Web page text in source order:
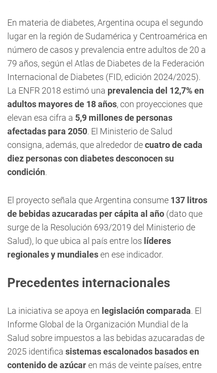
En materia de diabetes, Argentina ocupa el segundo
lugar en la región de Sudamérica y Centroamérica en
número de casos y prevalencia entre adultos de 20 a
79 años, según el Atlas de Diabetes de la Federación
Internacional de Diabetes (FID, edición 2024/2025).
La ENFR 2018 estimó una prevalencia del 12,7% en
adultos mayores de 18 años, con proyecciones que
elevan esa cifra a 5,9 millones de personas
afectadas para 2050. El Ministerio de Salud
consigna, además, que alrededor decuatro de cada
diez personas con diabetes desconocen su
condición.
El proyecto señala que Argentina consume 137 litros
de bebidas azucaradas per cápita al año (dato que
surge de la Resolución 693/2019 del Ministerio de
Salud), lo que ubica al país entre los líderes
regionales y mundialesen ese indicador.
Precedentes internacionales
La iniciativa se apoya en legislación comparada. El
Informe Global de la Organización Mundial de la
Salud sobre impuestos a las bebidas azucaradas de
2025 identifica sistemas escalonados basados en
contenido de azúcaren más de veinte países, entre